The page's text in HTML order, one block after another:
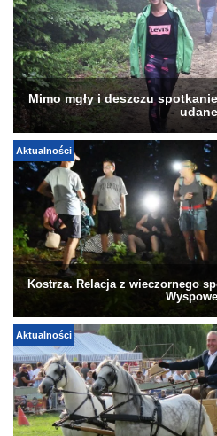
Mimo mgły i deszczu
udane
Aktualności
Kostrza. Relacja z wieczornego
Aktualności